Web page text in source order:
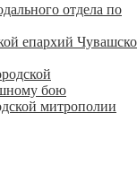
отдела по
епархий
митрополии